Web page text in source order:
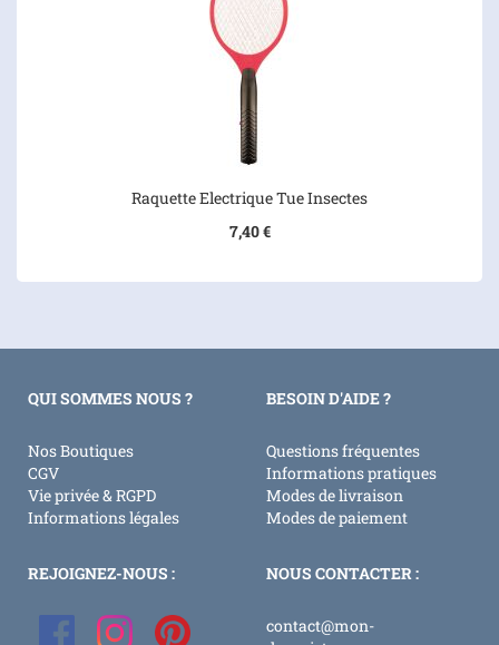
Raquette Electrique Tue Insectes
7,40 €
QUI SOMMES NOUS ?
Nos Boutiques
CGV
Vie privée & RGPD
Informations légales
BESOIN D'AIDE ?
Questions fréquentes
Informations pratiques
Modes de livraison
Modes de paiement
REJOIGNEZ-NOUS : NOUS CONTACTER :
contact@mon-